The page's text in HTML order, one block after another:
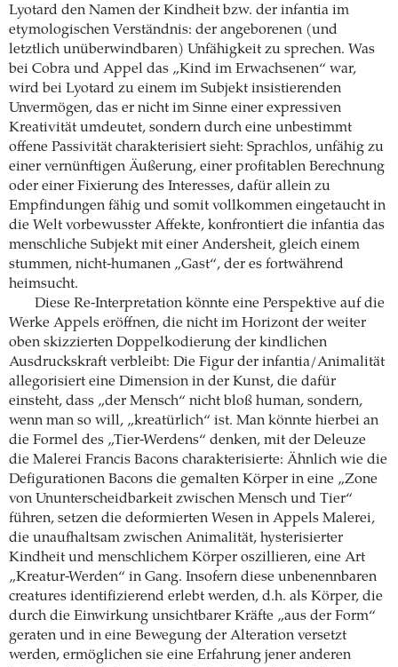
Lyotard den Namen der Kindheit bzw. der infantia im
etymologischen Verständnis: der angeborenen (und
letztlich unüberwindbaren) Unfähigkeit zu sprechen. Was
bei Cobra und Appel das „Kind im Erwachsenen“ war,
wird bei Lyotard zu einem im Subjekt insistierenden
Unvermögen, das er nicht im Sinne einer expressiven
Kreativität umdeutet, sondern durch eine unbestimmt
offene Passivität charakterisiert sieht: Sprachlos, unfähig zu
einer vernünftigen Äußerung, einer profitablen Berechnung
oder einer Fixierung des Interesses, dafür allein zu
Empfindungen fähig und somit vollkommen eingetaucht in
die Welt vorbewusster Affekte, konfrontiert die infantia das
menschliche Subjekt mit einer Andersheit, gleich einem
stummen, nicht-humanen „Gast“, der es fortwährend
heimsucht.
Diese Re-Interpretation könnte eine Perspektive auf die
Werke Appels eröffnen, die nicht im Horizont der weiter
oben skizzierten Doppelkodierung der kindlichen
Ausdruckskraft verbleibt: Die Figur der infantia/Animalität
allegorisiert eine Dimension in der Kunst, die dafür
einsteht, dass „der Mensch“ nicht bloß human, sondern,
wenn man so will, „kreatürlich“ ist. Man könnte hierbei an
die Formel des „Tier-Werdens“ denken, mit der Deleuze
die Malerei Francis Bacons charakterisierte: Ähnlich wie die
Defigurationen Bacons die gemalten Körper in eine „Zone
von Ununterscheidbarkeit zwischen Mensch und Tier“
führen, setzen die deformierten Wesen in Appels Malerei,
die unaufhaltsam zwischen Animalität, hysterisierter
Kindheit und menschlichem Körper oszillieren, eine Art
„Kreatur-Werden“ in Gang. Insofern diese unbenennbaren
creatures identifizierend erlebt werden, d.h. als Körper, die
durch die Einwirkung unsichtbarer Kräfte „aus der Form“
geraten und in eine Bewegung der Alteration versetzt
werden, ermöglichen sie eine Erfahrung jener anderen